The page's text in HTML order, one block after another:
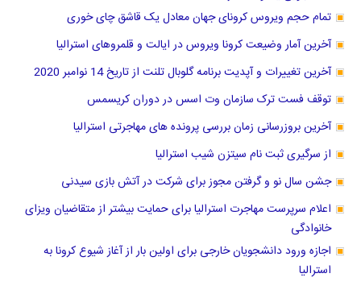
تمام حجم ویروس کرونای جهان معادل یک قاشق چای خوری
آخرین آمار وضیعت کرونا ویروس در ایالت و قلمروهای استرالیا
آخرین تغییرات و آپدیت برنامه گلوبال تلنت از تاریخ 14 نوامبر 2020
توقف فست ترک سازمان وت اسس در دوران کریسمس
آخرین بروزرسانی زمان بررسی پرونده های مهاجرتی استرالیا
از سرگیری ثبت نام سیتزن شیب استرالیا
جشن سال نو و ‌گرفتن مجوز برای شرکت در آتش بازی سیدنی
اعلام سرپرست مهاجرت استرالیا برای حمایت بیشتر از متقاضیان ویزای
خانوادگی
اجازه ورود دانشجویان خارجی برای اولین بار از آغاز شیوع کرونا به
استرالیا